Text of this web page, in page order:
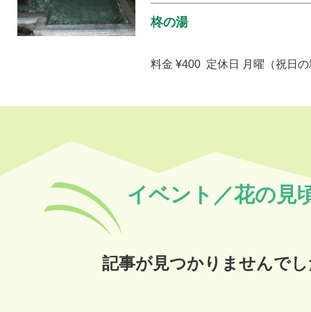
柊の湯
料金 ¥400 定休日 月曜（祝日
イベント／花の見
記事が見つかりませんで